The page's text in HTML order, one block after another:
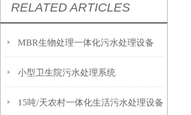
RELATED ARTICLES
MBR生物处理一体化污水处理设备
小型卫生院污水处理系统
15吨/天农村一体化生活污水处理设备